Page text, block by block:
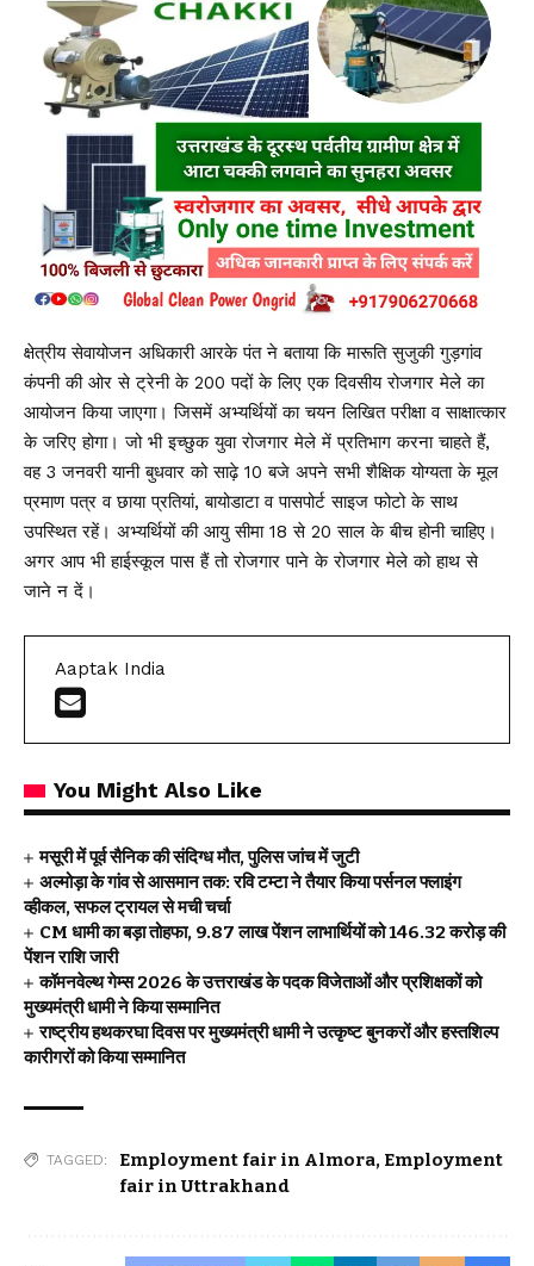
क्षेत्रीय सेवायोजन अधिकारी आरके पंत ने बताया कि मारूति सुजुकी गुड़गांव
कंपनी की ओर से ट्रेनी के 200 पदों के लिए एक दिवसीय रोजगार मेले का
आयोजन किया जाएगा। जिसमें अभ्यर्थियों का चयन लिखित परीक्षा व साक्षात्कार
के जरिए होगा। जो भी इच्छुक युवा रोजगार मेले में प्रतिभाग करना चाहते हैं,
वह 3 जनवरी यानी बुधवार को साढ़े 10 बजे अपने सभी शैक्षिक योग्यता के मूल
प्रमाण पत्र व छाया प्रतियां, बायोडाटा व पासपोर्ट साइज फोटो के साथ
उपस्थित रहें। अभ्यर्थियों की आयु सीमा 18 से 20 साल के बीच होनी चाहिए।
अगर आप भी हाईस्कूल पास हैं तो रोजगार पाने के रोजगार मेले को हाथ से
जाने न दें।
Aaptak India
You Might Also Like
मसूरी में पूर्व सैनिक की संदिग्ध मौत, पुलिस जांच में जुटी
अल्मोड़ा के गांव से आसमान तक: रवि टम्टा ने तैयार किया पर्सनल फ्लाइंग
व्हीकल, सफल ट्रायल से मची चर्चा
CM धामी का बड़ा तोहफा, 9.87 लाख पेंशन लाभार्थियों को ₹146.32 करोड़ की
पेंशन राशि जारी
कॉमनवेल्थ गेम्स 2026 के उत्तराखंड के पदक विजेताओं और प्रशिक्षकों को
मुख्यमंत्री धामी ने किया सम्मानित
राष्ट्रीय हथकरघा दिवस पर मुख्यमंत्री धामी ने उत्कृष्ट बुनकरों और हस्तशिल्प
कारीगरों को किया सम्मानित
TAGGED: Employment fair in Almora, Employment
fair in Uttrakhand